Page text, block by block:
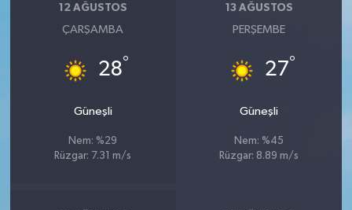
12 AĞUSTOS
ÇARŞAMBA
28°
Güneşli
Nem: %29
Rüzgar: 7.31 m/s
13 AĞUSTOS
PERŞEMBE
27°
Güneşli
Nem: %45
Rüzgar: 8.89 m/s